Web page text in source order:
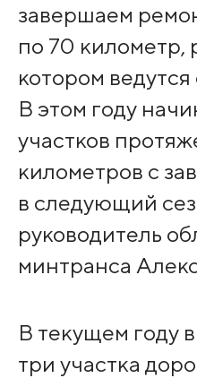
завершаем
по 70 километр,
котором
В этом году
участков
километров с
в следующий
руководитель
минтранса
В текущем году
три участка